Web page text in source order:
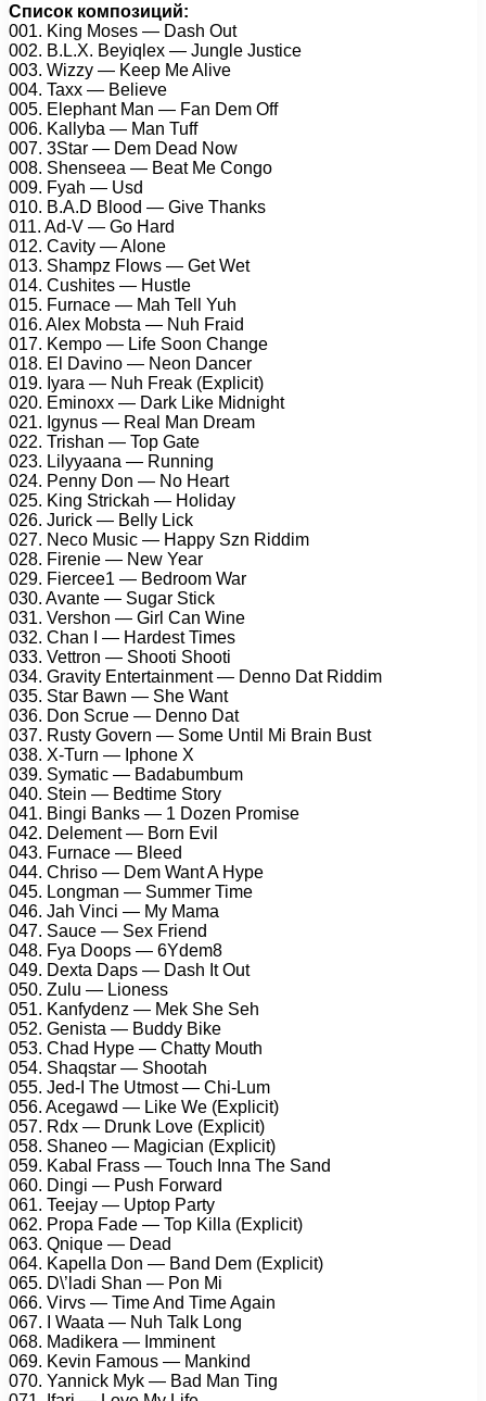
Список композиций:
001. King Moses — Dash Out
002. B.L.X. Beyiqlex — Jungle Justice
003. Wizzy — Keep Me Alive
004. Taxx — Believe
005. Elephant Man — Fan Dem Off
006. Kallyba — Man Tuff
007. 3Star — Dem Dead Now
008. Shenseea — Beat Me Congo
009. Fyah — Usd
010. B.A.D Blood — Give Thanks
011. Ad-V — Go Hard
012. Cavity — Alone
013. Shampz Flows — Get Wet
014. Cushites — Hustle
015. Furnace — Mah Tell Yuh
016. Alex Mobsta — Nuh Fraid
017. Kempo — Life Soon Change
018. El Davino — Neon Dancer
019. Iyara — Nuh Freak (Explicit)
020. Eminoxx — Dark Like Midnight
021. Igynus — Real Man Dream
022. Trishan — Top Gate
023. Lilyyaana — Running
024. Penny Don — No Heart
025. King Strickah — Holiday
026. Jurick — Belly Lick
027. Neco Music — Happy Szn Riddim
028. Firenie — New Year
029. Fiercee1 — Bedroom War
030. Avante — Sugar Stick
031. Vershon — Girl Can Wine
032. Chan I — Hardest Times
033. Vettron — Shooti Shooti
034. Gravity Entertainment — Denno Dat Riddim
035. Star Bawn — She Want
036. Don Scrue — Denno Dat
037. Rusty Govern — Some Until Mi Brain Bust
038. X-Turn — Iphone X
039. Symatic — Badabumbum
040. Stein — Bedtime Story
041. Bingi Banks — 1 Dozen Promise
042. Delement — Born Evil
043. Furnace — Bleed
044. Chriso — Dem Want A Hype
045. Longman — Summer Time
046. Jah Vinci — My Mama
047. Sauce — Sex Friend
048. Fya Doops — 6Ydem8
049. Dexta Daps — Dash It Out
050. Zulu — Lioness
051. Kanfydenz — Mek She Seh
052. Genista — Buddy Bike
053. Chad Hype — Chatty Mouth
054. Shaqstar — Shootah
055. Jed-I The Utmost — Chi-Lum
056. Acegawd — Like We (Explicit)
057. Rdx — Drunk Love (Explicit)
058. Shaneo — Magician (Explicit)
059. Kabal Frass — Touch Inna The Sand
060. Dingi — Push Forward
061. Teejay — Uptop Party
062. Propa Fade — Top Killa (Explicit)
063. Qnique — Dead
064. Kapella Don — Band Dem (Explicit)
065. D\’ladi Shan — Pon Mi
066. Virvs — Time And Time Again
067. I Waata — Nuh Talk Long
068. Madikera — Imminent
069. Kevin Famous — Mankind
070. Yannick Myk — Bad Man Ting